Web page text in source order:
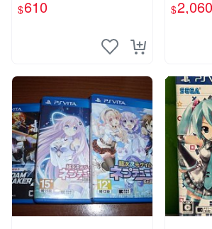
Whip
$610
天才麻將
$2,060